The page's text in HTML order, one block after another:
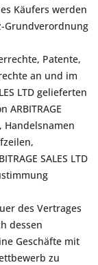
Käufers werden
Grundverordnung
Patente,
an und im
LTD gelieferten
Handelsnamen
SALES LTD
des Vertrages
dessen
Geschäfte mit
zu